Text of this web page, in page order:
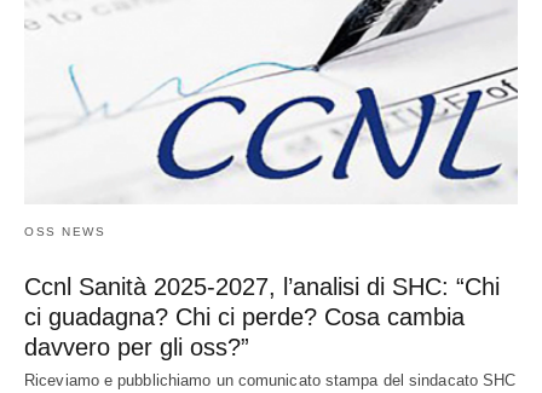
OSS NEWS
Ccnl Sanità 2025-2027, l’analisi di SHC: “Chi
ci guadagna? Chi ci perde? Cosa cambia
davvero per gli oss?”
Riceviamo e pubblichiamo un comunicato stampa del sindacato SHC